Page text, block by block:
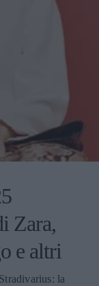
Zara,
e altri
la